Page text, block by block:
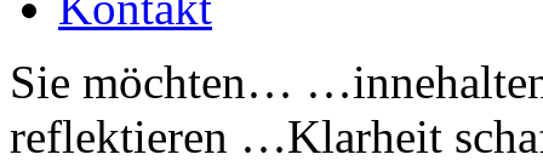
Sie möchten…
reflektieren …Klarheit